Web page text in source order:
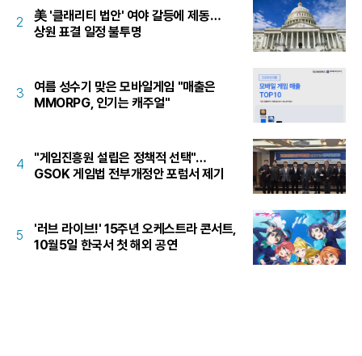
2
美 '클래리티 법안' 여야 갈등에 제동…
상원 표결 일정 불투명
3
여름 성수기 맞은 모바일게임 "매출은
MMORPG, 인기는 캐주얼"
4
"게임진흥원 설립은 정책적 선택"…
GSOK 게임법 전부개정안 포럼서 제기
5
'러브 라이브!' 15주년 오케스트라 콘서트,
10월5일 한국서 첫 해외 공연